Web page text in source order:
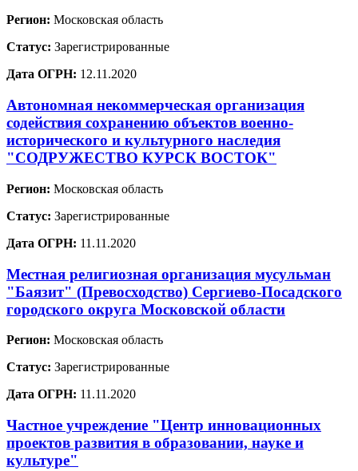
Регион: Московская область
Статус: Зарегистрированные
Дата ОГРН: 12.11.2020
Автономная некоммерческая организация
содействия сохранению объектов военно-
исторического и культурного наследия
"СОДРУЖЕСТВО КУРСК ВОСТОК"
Регион: Московская область
Статус: Зарегистрированные
Дата ОГРН: 11.11.2020
Местная религиозная организация мусульман
"Баязит" (Превосходство) Сергиево-Посадского
городского округа Московской области
Регион: Московская область
Статус: Зарегистрированные
Дата ОГРН: 11.11.2020
Частное учреждение "Центр инновационных
проектов развития в образовании, науке и
культуре"